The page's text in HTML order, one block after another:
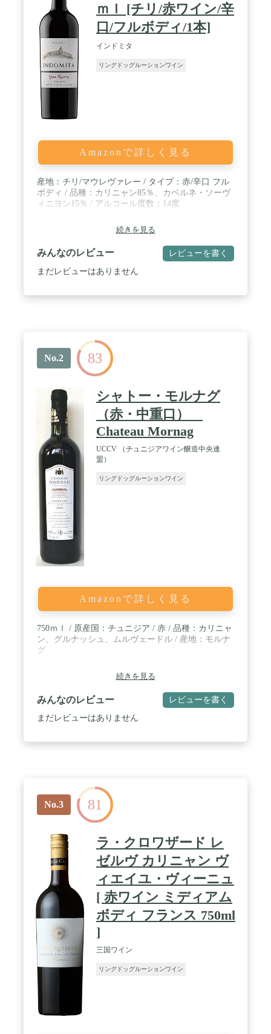
ｍｌ [チリ/赤ワイン/辛
口/フルボディ/1本]
インドミタ
リングドッグルーションワイン
Amazonで詳しく見る
産地：チリ/マウレヴァレー / タイプ：赤/辛口 フル
ボディ / 品種：カリニャン85％、カベルネ・ソーヴ
ィニヨン15％ / アルコール度数：14度
続きを見る
みんなのレビュー レビューを書く
まだレビューはありません
No.2 83
シャトー・モルナグ
（赤・中重口）
Chateau Mornag
UCCV （チュニジアワイン醸造中央連
盟）
リングドッグルーションワイン
Amazonで詳しく見る
750ｍｌ / 原産国：チュニジア / 赤 / 品種：カリニャ
ン、グルナッシュ、ムルヴェードル / 産地：モルナ
グ
続きを見る
みんなのレビュー レビューを書く
まだレビューはありません
No.3 81
ラ・クロワザード レ
ゼルヴ カリニャン ヴ
ィエイユ・ヴィーニュ
[ 赤ワイン ミディアム
ボディ フランス 750ml
]
三国ワイン
リングドッグルーションワイン